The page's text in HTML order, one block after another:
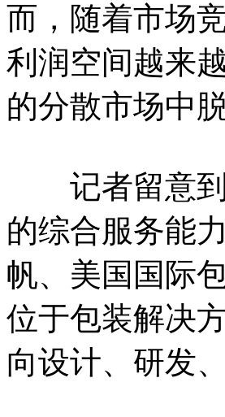
而，随着市场
利润空间越来
的分散市场中
记者留意到
的综合服务能
帆、美国国际
位于包装解决
向设计、研发